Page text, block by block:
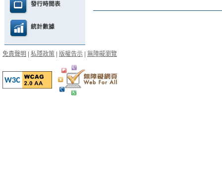
發行時間表
統計數據
免責聲明 私隱政策 版權告示 無障礙瀏覽